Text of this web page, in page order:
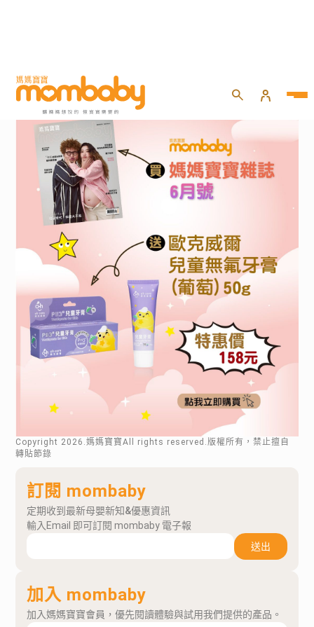
Copyright 2026 .媽媽寶寶All rights reserved.版權所有，禁止擅自
轉貼節錄
訂閱 mombaby
定期收到最新母嬰新知&優惠資訊
輸入Email 即可訂閱 mombaby 電子報
送出
加入 mombaby
加入媽媽寶寶會員，優先閱讀體驗與試用我們提供的產品。